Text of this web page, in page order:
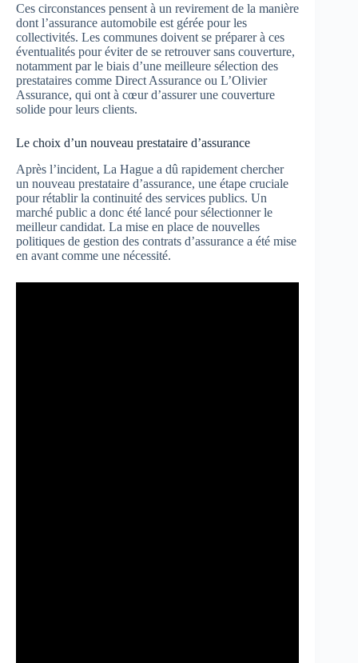
Ces circonstances pensent à un revirement de la manière
dont l’assurance automobile est gérée pour les
collectivités. Les communes doivent se préparer à ces
éventualités pour éviter de se retrouver sans couverture,
notamment par le biais d’une meilleure sélection des
prestataires comme Direct Assurance ou L’Olivier
Assurance, qui ont à cœur d’assurer une couverture
solide pour leurs clients.
Le choix d’un nouveau prestataire d’assurance
Après l’incident, La Hague a dû rapidement chercher
un nouveau prestataire d’assurance, une étape cruciale
pour rétablir la continuité des services publics. Un
marché public a donc été lancé pour sélectionner le
meilleur candidat. La mise en place de nouvelles
politiques de gestion des contrats d’assurance a été mise
en avant comme une nécessité.